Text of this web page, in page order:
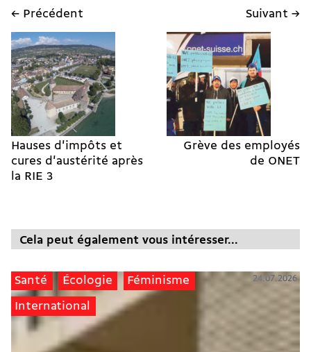
← Précédent
Hauses d'impôts et
cures d'austérité après
la RIE 3
Suivant →
Grève des employés
de ONET
Cela peut également vous intéresser...
Santé Écologie Féminisme
International
24.07.2026